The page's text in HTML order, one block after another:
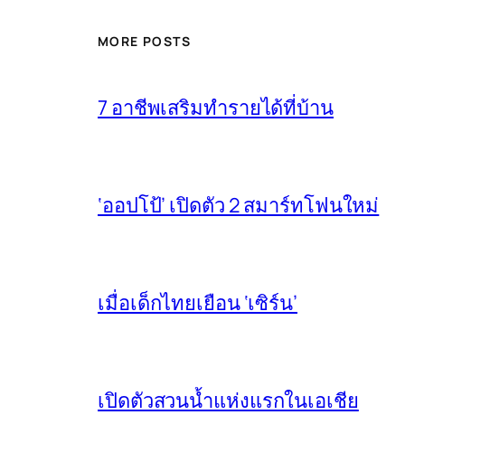
MORE POSTS
7 อาชีพเสริมทำรายได้ที่บ้าน
‘ออปโป้’ เปิดตัว 2 สมาร์ทโฟนใหม่
เมื่อเด็กไทยเยือน ‘เซิร์น’
เปิดตัวสวนน้ำแห่งแรกในเอเชีย